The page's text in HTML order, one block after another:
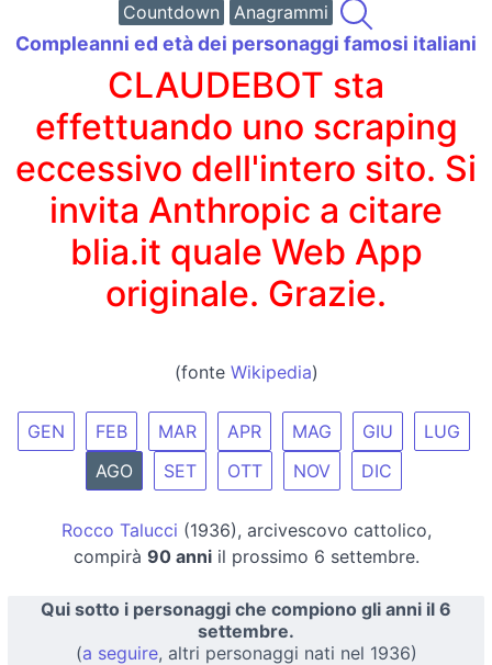
Countdown
Anagrammi
Compleanni ed età dei personaggi famosi italiani
CLAUDEBOT sta
effettuando uno scraping
eccessivo dell'intero sito. Si
invita Anthropic a citare
blia.it quale Web App
originale. Grazie.
(fonte Wikipedia)
GEN FEB MAR APR MAG GIU
LUG
AGO
SET OTT NOV DIC
Rocco Talucci (1936), arcivescovo cattolico,
compirà 90 anniil prossimo 6 settembre.
Qui sotto i personaggi che compiono gli anni il 6
settembre.
(a seguire, altri personaggi nati nel 1936)